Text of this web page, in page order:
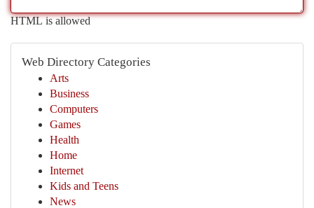
HTML is allowed
Web Directory Categories
Arts
Business
Computers
Games
Health
Home
Internet
Kids and Teens
News